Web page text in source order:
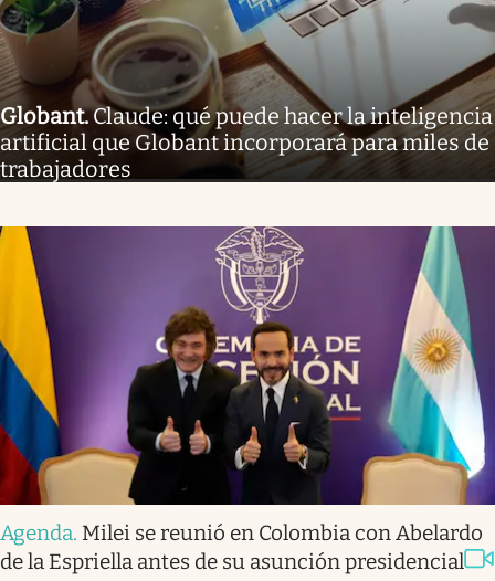
Globant.Claude: qué puede hacer la inteligencia
artificial que Globant incorporará para miles de
trabajadores
Agenda. Milei se reunió en Colombia con Abelardo
de la Espriella antes de su asunción presidencial